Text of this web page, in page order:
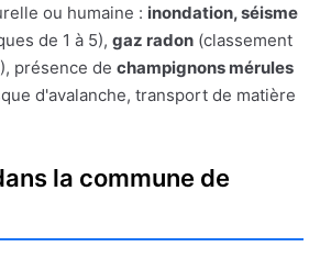
ou humaine : inondation, séisme
de 1 à 5), gaz radon (classement
présence de champignons mérules
d'avalanche, transport de matière
la commune de